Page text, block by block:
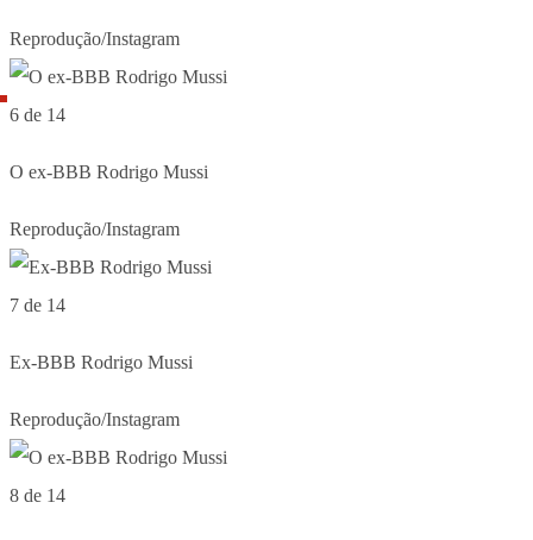
Reprodução/Instagram
6 de 14
O ex-BBB Rodrigo Mussi
Reprodução/Instagram
7 de 14
Ex-BBB Rodrigo Mussi
Reprodução/Instagram
8 de 14